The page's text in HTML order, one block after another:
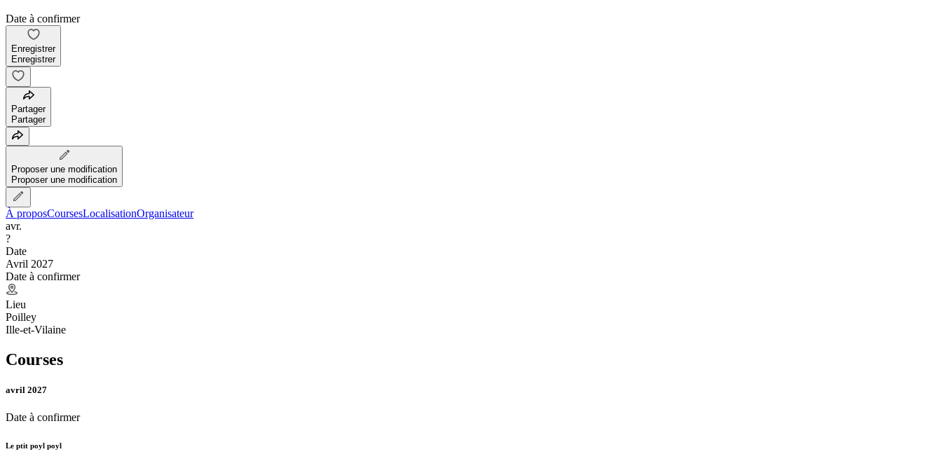
Date à confirmer
Enregistrer
Enregistrer
Partager
Partager
Proposer une modification
Proposer une modification
À proposCoursesLocalisationOrganisateur
avr.
?
Date
Avril 2027
Date à confirmer
Lieu
Poilley
Ille-et-Vilaine
Courses
avril 2027
Date à confirmer
Le ptit poyl poyl